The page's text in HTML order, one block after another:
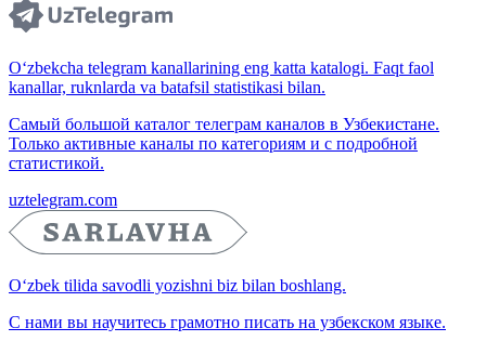
O‘zbekcha telegram kanallarining eng katta katalogi. Faqt faol
kanallar, ruknlarda va batafsil statistikasi bilan.
Самый большой каталог телеграм каналов в Узбекистане.
Только активные каналы по категориям и с подробной
статистикой.
uztelegram.com
O‘zbek tilida savodli yozishni biz bilan boshlang.
С нами вы научитесь грамотно писать на узбекском языке.